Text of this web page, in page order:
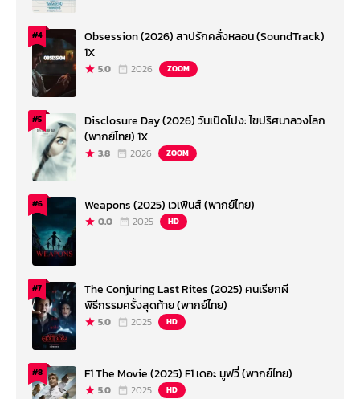
#4
Obsession (2026) สาปรักคลั่งหลอน (SoundTrack)
1X
5.0 2026 ZOOM
#5
Disclosure Day (2026) วันเปิดโปง: ไขปริศนาลวงโลก
(พากย์ไทย) 1X
3.8 2026 ZOOM
#6 Weapons (2025) เวเพินส์ (พากย์ไทย)
0.0 2025 HD
#7
The Conjuring Last Rites (2025) คนเรียกผี
พิธีกรรมครั้งสุดท้าย (พากย์ไทย)
5.0 2025 HD
#8 F1 The Movie (2025) F1 เดอะ มูฟวี่ (พากย์ไทย)
5.0 2025 HD